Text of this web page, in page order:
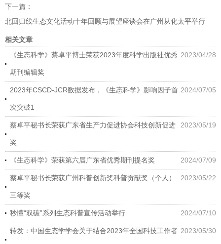
下一篇：
北回归线生态文化活动十年回顾与展望座谈会在广州从化太平举行
相关文章
2023/04/28
《生态科学》蔡卓平博士荣获2023年度科学出版社优秀
期刊编辑奖
2024/07/05
2023年CSCD-JCR数据发布，《生态科学》影响因子首
次突破1
2023/05/19
蔡卓平秘书长荣获广东省生产力促进协会科技创新促进
奖
2024/07/09
《生态科学》荣获第六届广东省优秀期刊提名奖
2023/05/22
蔡卓平秘书长荣获广州科普创新奖科普贡献奖（个人）
三等奖
2024/07/10
秒懂“双碳”系列生态科普宣传活动举行
2023/05/30
转发：中国生态学学会关于结合2023年全国科技工作者